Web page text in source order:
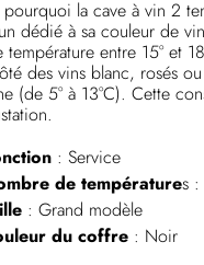
pourquoi la cave à vin 2
dédié à sa couleur de
température entre 15° et
des vins blanc, rosés
(de 5° à 13°C). Cette
: Service
de températures
: Grand modèle
du coffre : Noir